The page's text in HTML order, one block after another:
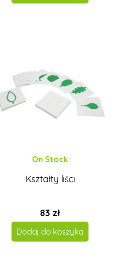
On Stock
Kształty liści
83 zł
Dodaj do koszyka